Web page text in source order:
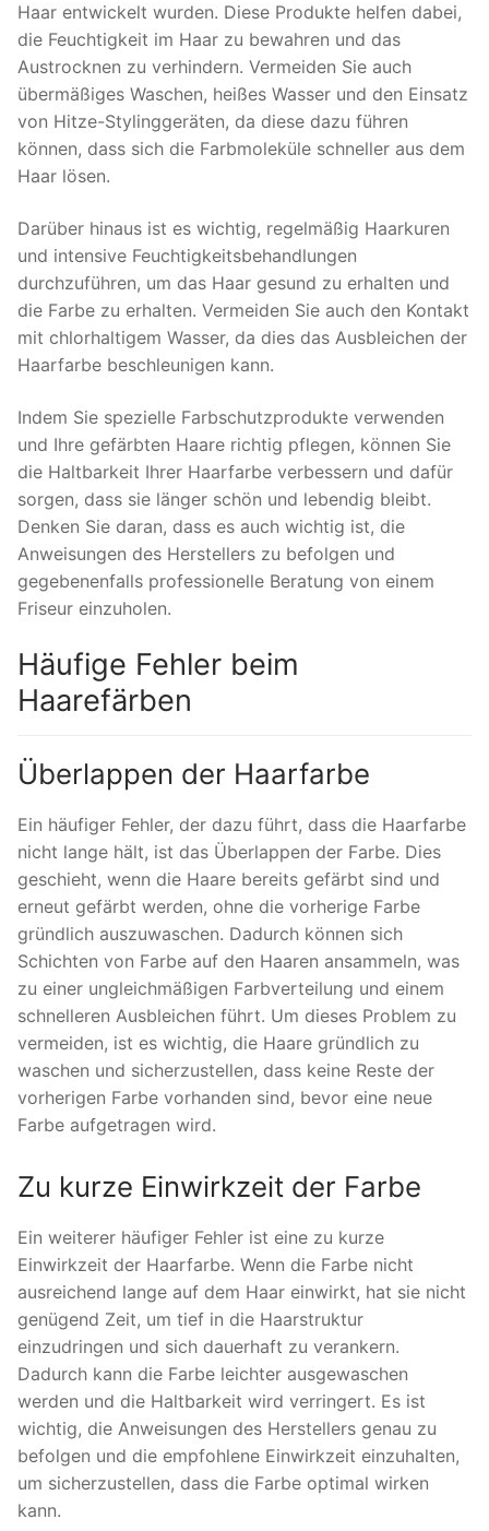
Haar entwickelt wurden. Diese Produkte helfen dabei,
die Feuchtigkeit im Haar zu bewahren und das
Austrocknen zu verhindern. Vermeiden Sie auch
übermäßiges Waschen, heißes Wasser und den Einsatz
von Hitze-Stylinggeräten, da diese dazu führen
können, dass sich die Farbmoleküle schneller aus dem
Haar lösen.
Darüber hinaus ist es wichtig, regelmäßig Haarkuren
und intensive Feuchtigkeitsbehandlungen
durchzuführen, um das Haar gesund zu erhalten und
die Farbe zu erhalten. Vermeiden Sie auch den Kontakt
mit chlorhaltigem Wasser, da dies das Ausbleichen der
Haarfarbe beschleunigen kann.
Indem Sie spezielle Farbschutzprodukte verwenden
und Ihre gefärbten Haare richtig pflegen, können Sie
die Haltbarkeit Ihrer Haarfarbe verbessern und dafür
sorgen, dass sie länger schön und lebendig bleibt.
Denken Sie daran, dass es auch wichtig ist, die
Anweisungen des Herstellers zu befolgen und
gegebenenfalls professionelle Beratung von einem
Friseur einzuholen.
Häufige Fehler beim
Haarefärben
Überlappen der Haarfarbe
Ein häufiger Fehler, der dazu führt, dass die Haarfarbe
nicht lange hält, ist das Überlappen der Farbe. Dies
geschieht, wenn die Haare bereits gefärbt sind und
erneut gefärbt werden, ohne die vorherige Farbe
gründlich auszuwaschen. Dadurch können sich
Schichten von Farbe auf den Haaren ansammeln, was
zu einer ungleichmäßigen Farbverteilung und einem
schnelleren Ausbleichen führt. Um dieses Problem zu
vermeiden, ist es wichtig, die Haare gründlich zu
waschen und sicherzustellen, dass keine Reste der
vorherigen Farbe vorhanden sind, bevor eine neue
Farbe aufgetragen wird.
Zu kurze Einwirkzeit der Farbe
Ein weiterer häufiger Fehler ist eine zu kurze
Einwirkzeit der Haarfarbe. Wenn die Farbe nicht
ausreichend lange auf dem Haar einwirkt, hat sie nicht
genügend Zeit, um tief in die Haarstruktur
einzudringen und sich dauerhaft zu verankern.
Dadurch kann die Farbe leichter ausgewaschen
werden und die Haltbarkeit wird verringert. Es ist
wichtig, die Anweisungen des Herstellers genau zu
befolgen und die empfohlene Einwirkzeit einzuhalten,
um sicherzustellen, dass die Farbe optimal wirken
kann.